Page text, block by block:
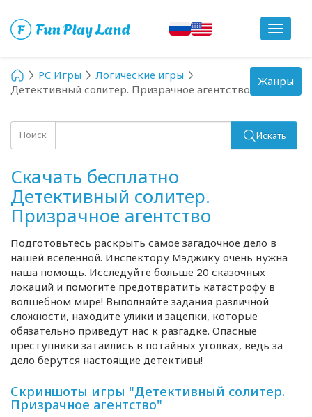
Toggle
PC Игры
Логические игры
Детективный солитер. Призрачное агентство
Поиск Искать
Скачать бесплатно
Детективный солитер.
Призрачное агентство
Подготовьтесь раскрыть самое загадочное дело в
нашей вселенной. Инспектору Мэджику очень нужна
наша помощь. Исследуйте больше 20 сказочных
локаций и помогите предотвратить катастрофу в
волшебном мире! Выполняйте задания различной
сложности, находите улики и зацепки, которые
обязательно приведут нас к разгадке. Опасные
преступники затаились в потайных уголках, ведь за
дело берутся настоящие детективы!
Скриншоты игры "Детективный солитер.
Призрачное агентство"
Toggle
navigation
Жанры